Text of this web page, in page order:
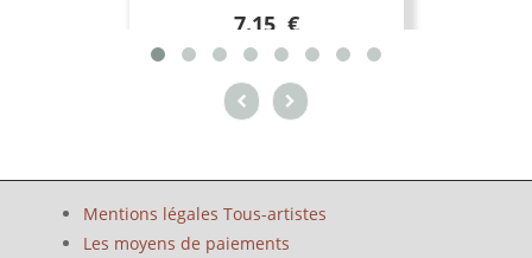
7.15 €
Mentions légales Tous-artistes
Les moyens de paiements